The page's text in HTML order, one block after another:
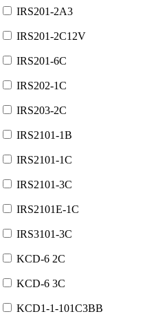
IRS201-2A3
IRS201-2C12V
IRS201-6C
IRS202-1C
IRS203-2C
IRS2101-1B
IRS2101-1C
IRS2101-3C
IRS2101E-1C
IRS3101-3C
KCD-6 2C
KCD-6 3C
KCD1-1-101C3BB